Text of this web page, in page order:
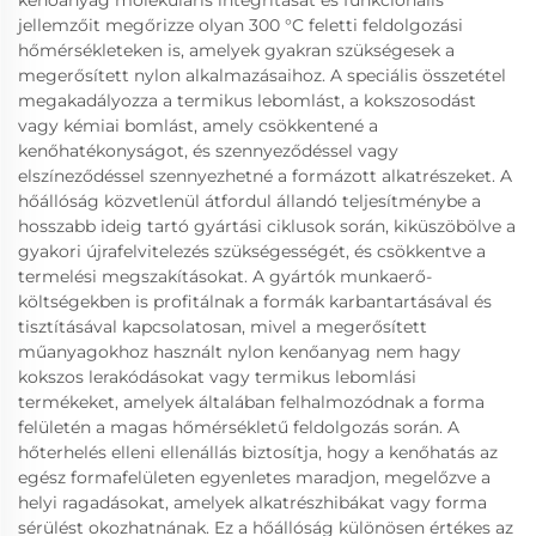
jellemzőit megőrizze olyan 300 °C feletti feldolgozási
hőmérsékleteken is, amelyek gyakran szükségesek a
megerősített nylon alkalmazásaihoz. A speciális összetétel
megakadályozza a termikus lebomlást, a kokszosodást
vagy kémiai bomlást, amely csökkentené a
kenőhatékonyságot, és szennyeződéssel vagy
elszíneződéssel szennyezhetné a formázott alkatrészeket. A
hőállóság közvetlenül átfordul állandó teljesítménybe a
hosszabb ideig tartó gyártási ciklusok során, kiküszöbölve a
gyakori újrafelvitelezés szükségességét, és csökkentve a
termelési megszakításokat. A gyártók munkaerő-
költségekben is profitálnak a formák karbantartásával és
tisztításával kapcsolatosan, mivel a megerősített
műanyagokhoz használt nylon kenőanyag nem hagy
kokszos lerakódásokat vagy termikus lebomlási
termékeket, amelyek általában felhalmozódnak a forma
felületén a magas hőmérsékletű feldolgozás során. A
hőterhelés elleni ellenállás biztosítja, hogy a kenőhatás az
egész formafelületen egyenletes maradjon, megelőzve a
helyi ragadásokat, amelyek alkatrészhibákat vagy forma
sérülést okozhatnának. Ez a hőállóság különösen értékes az